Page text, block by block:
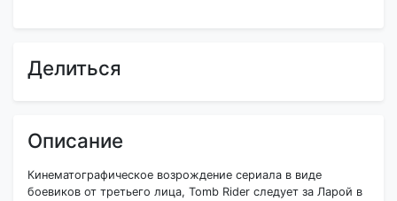
Делиться
Описание
Кинематографическое возрождение сериала в виде
боевиков от третьего лица, Tomb Rider следует за Ларой в